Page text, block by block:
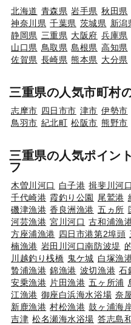
北海道 青森県 岩手県 秋田県
神奈川県 千葉県 茨城県 新潟
静岡県 三重県 大阪府 兵庫県
山口県 鳥取県 島根県 高知県
佐賀県 長崎県 熊本県 大分県
三重県の人気市町村
志摩市 四日市市 津市 伊勢市
鳥羽市 紀北町 松阪市 熊野市
三重県の人気ポイン
フ
木曽川河口 白子港 揖斐川河
千代崎港 霞釣り公園 尾鷲港
磯津漁港 香良洲漁港 五ヵ所
河芸漁港 宮川河口 古和浦漁
方座浦漁港 四日市港第2埠頭
楠漁港 岩田川河口南防波堤
川越釣り桟橋 鬼ケ城 白塚漁
贄浦漁港 錦漁港 波切漁港 石
安乗漁港 片田漁港 五ヶ所浦
江漁港 御座白浜海水浴場 奈
新鹿漁港 村松漁港 鼓ヶ浦海
吉津 松名瀬海水浴場 答志島